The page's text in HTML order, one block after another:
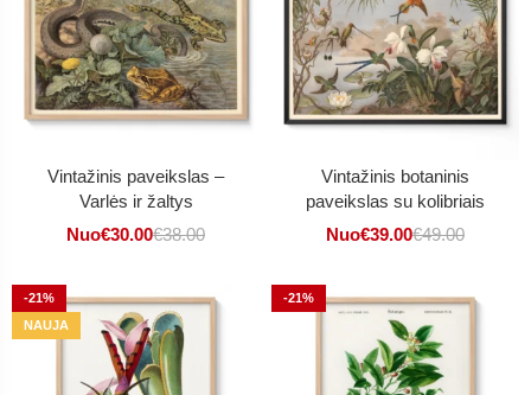
Vintažinis paveikslas –
Varlės ir žaltys
Nuo€30.00€38.00
Vintažinis botaninis
paveikslas su kolibriais
Nuo€39.00€49.00
-21%
NAUJA
-21%